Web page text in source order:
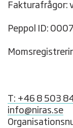
Fakturafrågor:
Peppol ID:
T: +46 8 503
info@niras.se